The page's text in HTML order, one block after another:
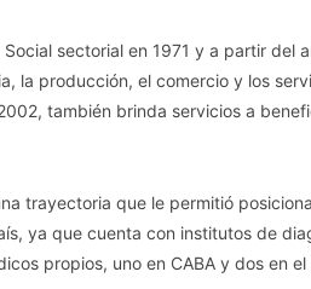
Social sectorial en 1971 y a partir
la producción, el comercio y los
también brinda servicios a
trayectoria que le permitió
ya que cuenta con institutos de
propios, uno en CABA y dos en